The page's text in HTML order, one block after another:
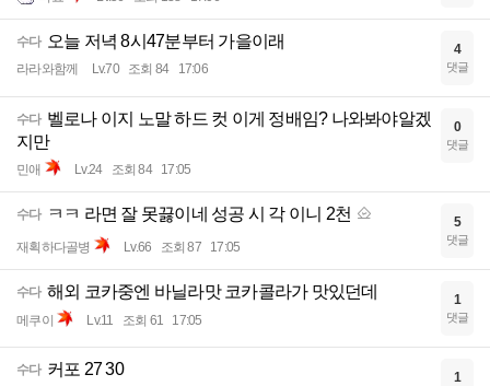
수다 오늘 저녁 8시47분부터 가을이래
라라와함께 Lv.70 조회 84 17:06
4
댓글
수다 벨로나 이지 노말 하드 컷 이게 정배임? 나와봐야알겠
지만
민애 Lv.24 조회 84 17:05
0
댓글
수다 ㅋㅋ 라면 잘 못끓이네 성공 시 각 이니 2천
재획하다골병 Lv.66 조회 87 17:05
5
댓글
수다 해외 코카중엔 바닐라맛 코카콜라가 맛있던데
메쿠이 Lv.11 조회 61 17:05
1
댓글
수다 커포 27 30 1